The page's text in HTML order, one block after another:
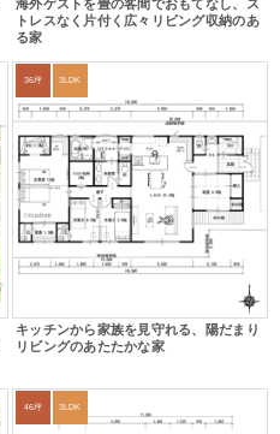
海外ゲストを畳の客間でおもてなし、ス
トレスなく片付く広々リビング収納のあ
る家
36坪 3LDK
キッチンから家族を見守れる、陽だまり
リビングのあたたかな家
46坪 3LDK